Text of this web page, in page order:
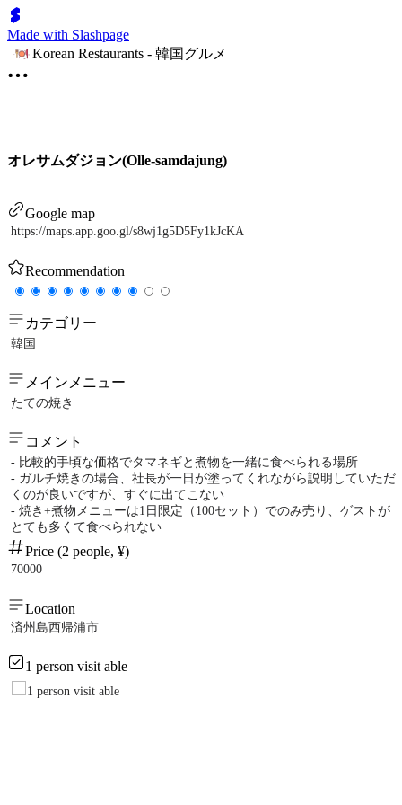
Made with Slashpage
Korean Restaurants - 韓国グルメ
オレサムダジョン(Olle-samdajung)
Google map
https://maps.app.goo.gl/s8wj1g5D5Fy1kJcKA
Recommendation
カテゴリー
韓国
メインメニュー
たての焼き
コメント
- 比較的手頃な価格でタマネギと煮物を一緒に食べられる場所
- ガルチ焼きの場合、社長が一日が塗ってくれながら説明していただ
くのが良いですが、すぐに出てこない
- 焼き+煮物メニューは1日限定（100セット）でのみ売り、ゲストが
とても多くて食べられない
Price (2 people, ¥)
70000
Location
済州島西帰浦市
1 person visit able
1 person visit able